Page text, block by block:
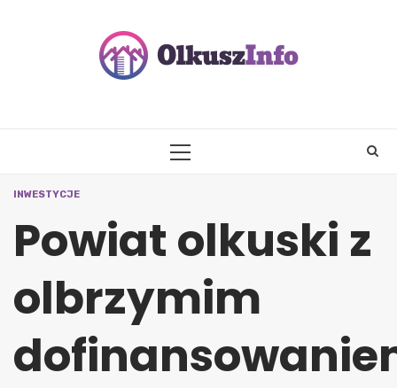
PRIMARY
INWESTYCJE
Powiat olkuski z
olbrzymim